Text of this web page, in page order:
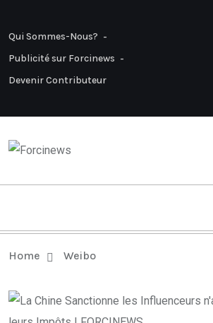
Qui Sommes-Nous?
Publicité sur Forcinews
Devenir Contributeur
Home Weibo